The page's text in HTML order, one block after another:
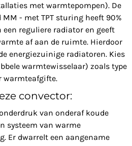
met warmtepompen). De
MM - met TPT sturing heeft 90%
reguliere radiator en geeft
af aan de ruimte. Hierdoor
energiezuinige radiatoren. Kies
warmtewisselaar) zoals type
warmteafgifte.
convector:
van onderaf koude
systeem van warme
Er dwarrelt een aangename